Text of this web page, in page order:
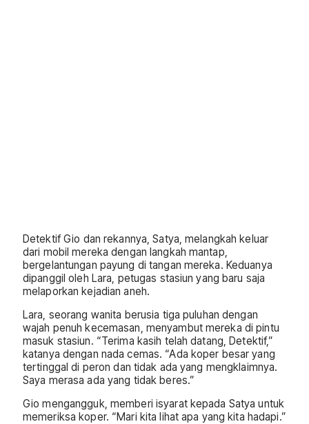
Detektif Gio dan rekannya, Satya, melangkah keluar
dari mobil mereka dengan langkah mantap,
bergelantungan payung di tangan mereka. Keduanya
dipanggil oleh Lara, petugas stasiun yang baru saja
melaporkan kejadian aneh.
Lara, seorang wanita berusia tiga puluhan dengan
wajah penuh kecemasan, menyambut mereka di pintu
masuk stasiun. “Terima kasih telah datang, Detektif,”
katanya dengan nada cemas. “Ada koper besar yang
tertinggal di peron dan tidak ada yang mengklaimnya.
Saya merasa ada yang tidak beres.”
Gio mengangguk, memberi isyarat kepada Satya untuk
memeriksa koper. “Mari kita lihat apa yang kita hadapi.”